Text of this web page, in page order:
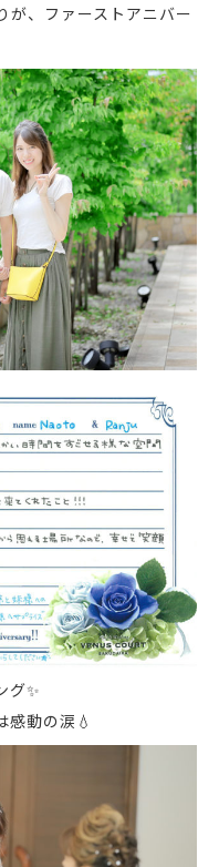
が、ファーストアニバー
グ✨
感動の涙 💧